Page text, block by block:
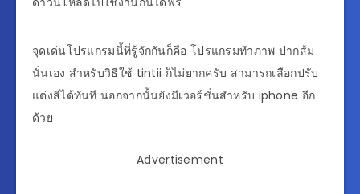
จุดเด่นโปรแกรมนี้ที่รู้จักกันก็คือ โปรแกรมทําภาพ ปากส้ม
นั่นเอง สำหรับวิธีใช้ tintii ก็ไม่ยากครับ สามารถเลือกปรับ
แต่งสีได้ทันที นอกจากนั้นยังมีเวอร์ชั่นสำหรับ iphone อีก
ด้วย
Advertisement